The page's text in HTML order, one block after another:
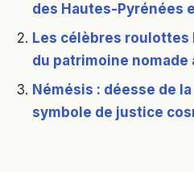
des Hautes-Pyrénées
Les célèbres
du patrimoine nomade
Némésis : déesse de
symbole de justice